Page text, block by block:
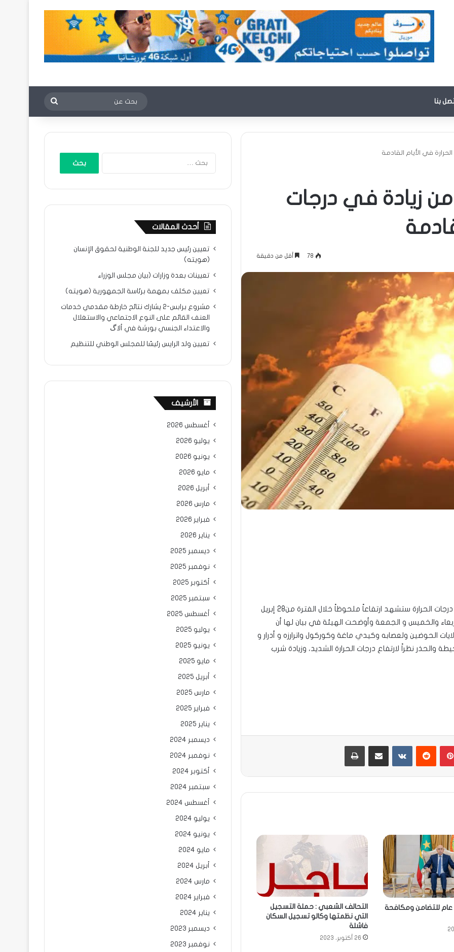
بنا بحث
عن
في الأيام القادمة
من زيادة في درجات
78 أقل من دقيقة
أعلنت الهيئة الوطنية للأرصاد الجوية في موريتانيا أن درجات الحرارة ستشهد ارتفاعاً ملحوظاً خلال الفترة من28 إبريل
والأربعاء والخميس و الجمعة وأوضحت الهيئة في بيان لها أن
45 و47 درجة مئوية في ولايات الحوضين ولعصابه وكيدي ماغة وكوركول واترارزه و أدرار و
والحذر نظراً لارتفاع درجات الحرارة الشديد، وزيادة شرب
بينتيريست مشاركة عبر البريد طباعة
للتضامن ومكافحة
التحالف الشعبي : حملة التسجيل
التي نظمتها وكالو تسجيل السكان
فاشلة
26 أكتوبر، 2023
أحدث المقالات
تعيين رئيس جديد للجنة الوطنية لحقوق الإنسان
(هويته)
تعيينات بعدة وزارات (بيان مجلس الوزراء
تعيين مكلف بمهمة برئاسة الجمهورية (هويته)
مشروع برابس-2 يشارك نتائح خارطة مقدمي خدمات
العنف القائم على النوع الاجتماعي والاستغلال
والاعتداء الجنسي بورشة في ألاگ
تعيين ولد الرايس رئيسًا للمجلس الوطني للتنظيم
الأرشيف
أغسطس 2026
يوليو 2026
يونيو 2026
مايو 2026
أبريل 2026
مارس 2026
فبراير 2026
يناير 2026
ديسمبر 2025
نوفمبر 2025
أكتوبر 2025
سبتمبر 2025
أغسطس 2025
يوليو 2025
يونيو 2025
مايو 2025
أبريل 2025
مارس 2025
فبراير 2025
يناير 2025
ديسمبر 2024
نوفمبر 2024
أكتوبر 2024
سبتمبر 2024
أغسطس 2024
يوليو 2024
يونيو 2024
مايو 2024
أبريل 2024
مارس 2024
فبراير 2024
يناير 2024
ديسمبر 2023
نوفمبر 2023